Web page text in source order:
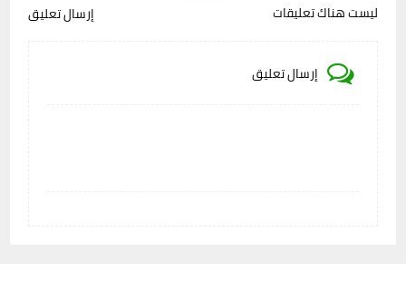
ليست هناك تعليقات إرسال تعليق
إرسال تعليق